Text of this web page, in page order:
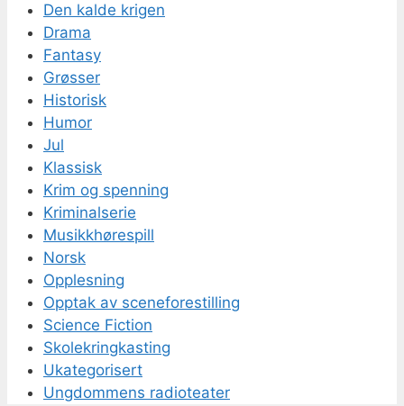
Den kalde krigen
Drama
Fantasy
Grøsser
Historisk
Humor
Jul
Klassisk
Krim og spenning
Kriminalserie
Musikkhørespill
Norsk
Opplesning
Opptak av sceneforestilling
Science Fiction
Skolekringkasting
Ukategorisert
Ungdommens radioteater